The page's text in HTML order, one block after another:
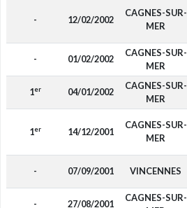
- 12/02/2002
CAGNES-SUR-
MER
- 01/02/2002
CAGNES-SUR-
MER
1er 04/01/2002
CAGNES-SUR-
MER
1er 14/12/2001
CAGNES-SUR-
MER
- 07/09/2001 VINCENNES
- 27/08/2001
CAGNES-SUR-